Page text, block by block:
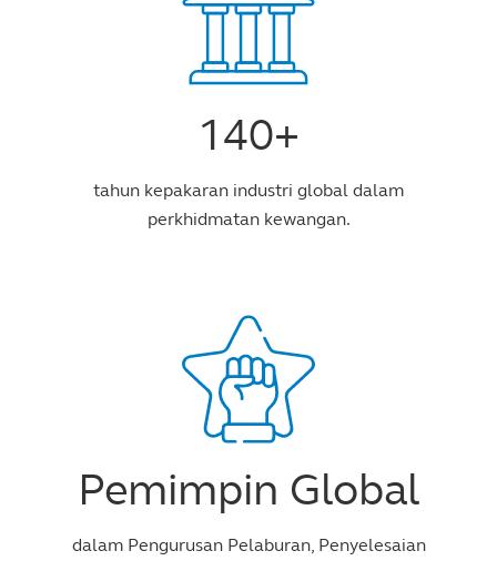
140+
tahun kepakaran industri global dalam
perkhidmatan kewangan.
Pemimpin Global
dalam Pengurusan Pelaburan, Penyelesaian